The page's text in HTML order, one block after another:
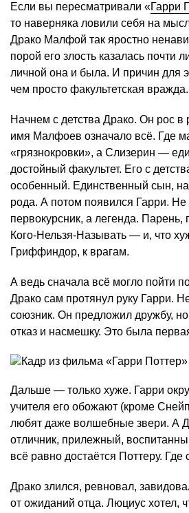
Если вы пересматривали «Гарри
то наверняка ловили себя на
Драко Малфой так яростно
порой его злость казалась почти
личной она и была. И причин для
чем просто факультетская вражда.
Начнем с детства Драко. Он рос в
имя Малфоев означало всё. Где
«грязнокровки», а Слизерин —
достойный факультет. Его с
особенный. Единственный сын,
рода. А потом появился Гарри. Не
первокурсник, а легенда.
Кого-Нельзя-Называть — и, что
Гриффиндор, к врагам.
А ведь сначала всё могло пойти
Драко сам протянул руку Гарри.
союзник. Он предложил дружбу,
отказ и насмешку. Это была
Дальше — только хуже. Гарри
учителя его обожают (кроме
любят даже волшебные звери. А
отличник, прилежный,
всё равно достаётся Поттеру. Где
Драко злился, ревновал,
от ожиданий отца. Люциус хотел,